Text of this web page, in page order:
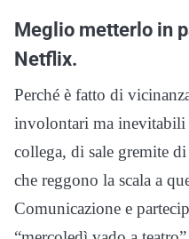
Meglio metterlo in
Netflix.
Perché è fatto di
involontari ma inevitabili
collega, di sale gremite
che reggono la scala a
Comunicazione e